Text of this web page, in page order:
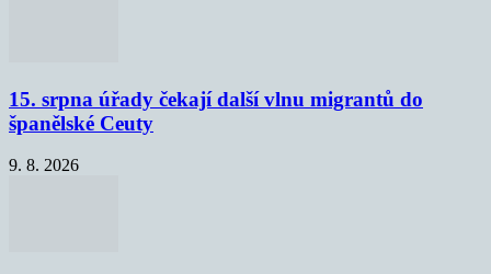
15. srpna úřady čekají další vlnu migrantů do
španělské Ceuty
9. 8. 2026